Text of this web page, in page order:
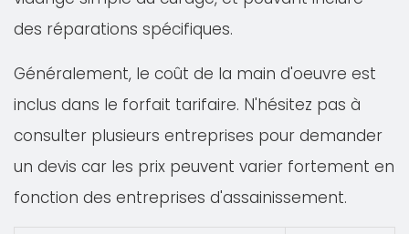
des réparations spécifiques.
Généralement, le coût de la main d'oeuvre est
inclus dans le forfait tarifaire. N'hésitez pas à
consulter plusieurs entreprises pour demander
un devis car les prix peuvent varier fortement en
fonction des entreprises d'assainissement.